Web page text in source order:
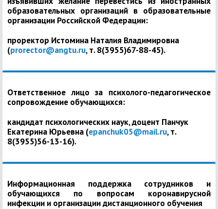
образовательных организаций в образовательные
организации Российской Федерации:
проректор Истомина Наталия Владимировна
(prorector@angtu.ru, т. 8(3955)67-88-45).
Ответственное лицо за психолого-педагогическое
сопровождение обучающихся:
кандидат психологических наук, доцент Панчук
Екатерина Юрьевна (epanchuk05@mail.ru, т.
8(3955)56-13-16).
Информационная поддержка сотрудников и
обучающихся по вопросам коронавирусной
инфекции и организации дистанционного обучения